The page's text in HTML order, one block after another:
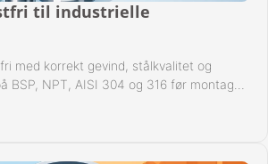
til industrielle
med korrekt gevind, stålkvalitet og
BSP, NPT, AISI 304 og 316 før montage